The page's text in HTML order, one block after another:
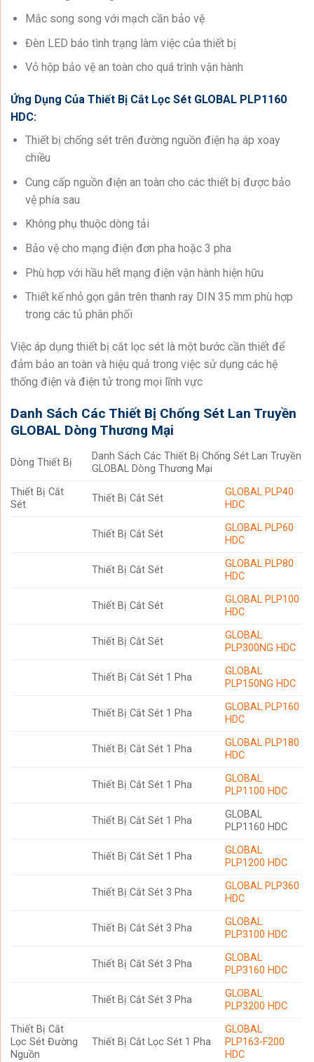
Mắc song song với mạch cần bảo vệ
Đèn LED báo tình trạng làm việc của thiết bị
Vỏ hộp bảo vệ an toàn cho quá trình vận hành
Ứng Dụng Của Thiết Bị Cắt Lọc Sét GLOBAL PLP1160
HDC:
Thiết bị chống sét trên đường nguồn điện hạ áp xoay
chiều
Cung cấp nguồn điện an toàn cho các thiết bị được bảo
vệ phía sau
Không phụ thuộc dòng tải
Bảo vệ cho mạng điện đơn pha hoặc 3 pha
Phù hợp với hầu hết mạng điện vận hành hiện hữu
Thiết kế nhỏ gọn gắn trên thanh ray DIN 35 mm phù hợp
trong các tủ phân phối
Việc áp dụng thiết bị cắt lọc sét là một bước cần thiết để
đảm bảo an toàn và hiệu quả trong việc sử dụng các hệ
thống điện và điện tử trong mọi lĩnh vực
Danh Sách Các Thiết Bị Chống Sét Lan Truyền
GLOBAL Dòng Thương Mại
Dòng Thiết Bị
Danh Sách Các Thiết Bị Chống Sét Lan Truyền
GLOBAL Dòng Thương Mại
Thiết Bị Cắt
Sét
Thiết Bị Cắt Sét
GLOBAL PLP40
HDC
Thiết Bị Cắt Sét
GLOBAL PLP60
HDC
Thiết Bị Cắt Sét
GLOBAL PLP80
HDC
Thiết Bị Cắt Sét
GLOBAL PLP100
HDC
Thiết Bị Cắt Sét
GLOBAL
PLP300NG HDC
Thiết Bị Cắt Sét 1 Pha
GLOBAL
PLP150NG HDC
Thiết Bị Cắt Sét 1 Pha
GLOBAL PLP160
HDC
Thiết Bị Cắt Sét 1 Pha
GLOBAL PLP180
HDC
Thiết Bị Cắt Sét 1 Pha
GLOBAL
PLP1100 HDC
Thiết Bị Cắt Sét 1 Pha
GLOBAL
PLP1160 HDC
Thiết Bị Cắt Sét 1 Pha
GLOBAL
PLP1200 HDC
Thiết Bị Cắt Sét 3 Pha
GLOBAL PLP360
HDC
Thiết Bị Cắt Sét 3 Pha
GLOBAL
PLP3100 HDC
Thiết Bị Cắt Sét 3 Pha
GLOBAL
PLP3160 HDC
Thiết Bị Cắt Sét 3 Pha
GLOBAL
PLP3200 HDC
Thiết Bị Cắt
Lọc Sét Đường
Nguồn
Thiết Bị Cắt Lọc Sét 1 Pha
GLOBAL
PLP163-F200
HDC